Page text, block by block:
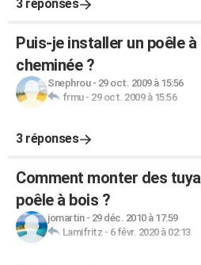
3 réponses
Puis-je installer un poêle
cheminée ?
Snephrou- 29 oct. 2009 à 15:56
frmu- 29 oct. 2009 à 15:56
3 réponses
Comment monter des
poêle à bois ?
jomartin- 29 déc. 2010 à 17:59
Lamifritz - 6 févr. 2020 à 02:13